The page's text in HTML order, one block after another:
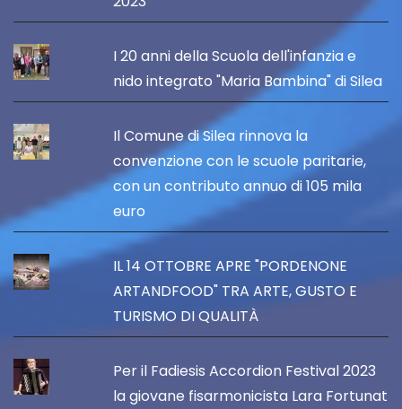
I 20 anni della Scuola dell'infanzia e
nido integrato "Maria Bambina" di Silea
Il Comune di Silea rinnova la
convenzione con le scuole paritarie,
con un contributo annuo di 105 mila
euro
IL 14 OTTOBRE APRE "PORDENONE
ARTANDFOOD" TRA ARTE, GUSTO E
TURISMO DI QUALITÀ
Per il Fadiesis Accordion Festival 2023
la giovane fisarmonicista Lara Fortunat